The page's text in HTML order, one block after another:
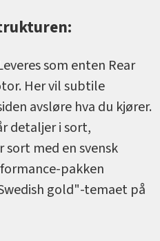
som enten Rear
Her vil subtile
avsløre hva du kjører.
detaljer i sort,
med en svensk
pakken
gold"-temaet på